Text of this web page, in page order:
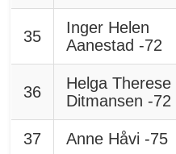
35
Inger Helen
Aanestad -72
36
Helga Therese
Ditmansen -72
37 Anne Håvi -75